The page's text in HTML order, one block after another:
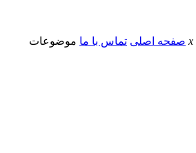
x صفحه اصلی تماس با ما موضوعات